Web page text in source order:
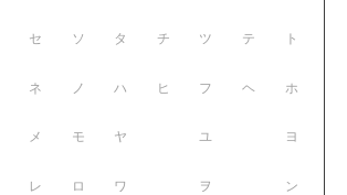
セ ソ
ネ ノ
メ モ
レ ロ
タ チ ツ テ ト
ハ ヒ フ ヘ ホ
ヤ ユ ヨ
ワ ヲ ン